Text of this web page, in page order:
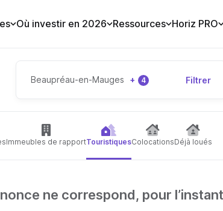
Où investir en 2026 Ressources Horiz PRO
Beaupréau-en-Mauges + 4 Filtrer
Immeubles de rapportTouristiquesColocationsDéjà loués
ne correspond, pour